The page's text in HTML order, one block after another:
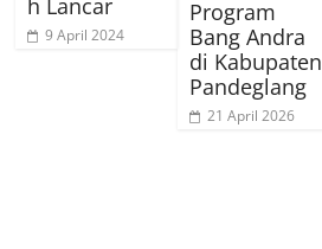
h Lancar
9 April 2024
Program
Bang Andra
di Kabupaten
Pandeglang
21 April 2026